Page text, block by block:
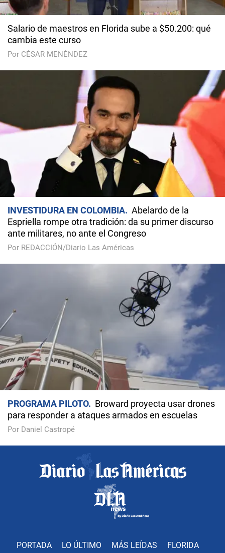
Salario de maestros en Florida sube a $50.200: qué
cambia este curso
Por CÉSAR MENÉNDEZ
INVESTIDURA EN COLOMBIA
Abelardo de la
Espriella rompe otra tradición: da su primer discurso
ante militares, no ante el Congreso
Por REDACCIÓN/Diario Las Américas
PROGRAMA PILOTO
Broward proyecta usar drones
para responder a ataques armados en escuelas
Por Daniel Castropé
PORTADA LO ÚLTIMO MÁS LEÍDAS FLORIDA